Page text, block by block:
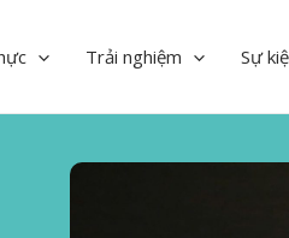
Trải nghiệm Sự